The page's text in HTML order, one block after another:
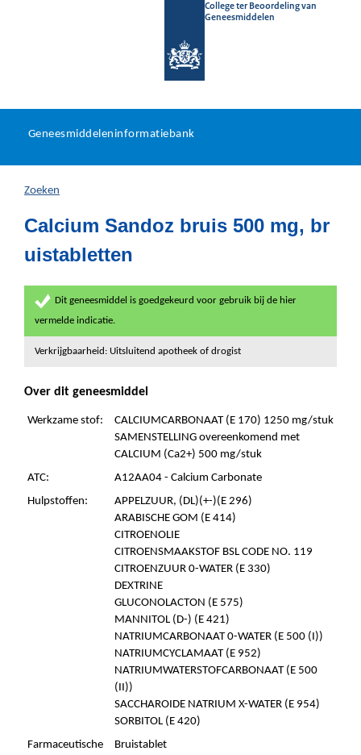
College ter Beoordeling van
Geneesmiddelen
U
hier:
Geneesmiddeleninformatiebank
Zoeken
Calcium Sandoz bruis 500 mg, br
uistabletten
Dit geneesmiddel is goedgekeurd voor gebruik bij de hier
vermelde indicatie.
Verkrijgbaarheid: Uitsluitend apotheek of drogist
Over dit geneesmiddel
Werkzame stof:
CALCIUMCARBONAAT (E 170) 1250 mg/stuk
SAMENSTELLING overeenkomend met
CALCIUM (Ca2+) 500 mg/stuk
ATC:
A12AA04 - Calcium Carbonate
Hulpstoffen:
APPELZUUR, (DL)(+-)(E 296)
ARABISCHE GOM (E 414)
CITROENOLIE
CITROENSMAAKSTOF BSL CODE NO. 119
CITROENZUUR 0-WATER (E 330)
DEXTRINE
GLUCONOLACTON (E 575)
MANNITOL (D-) (E 421)
NATRIUMCARBONAAT 0-WATER (E 500 (I))
NATRIUMCYCLAMAAT (E 952)
NATRIUMWATERSTOFCARBONAAT (E 500
(II))
SACCHAROIDE NATRIUM X-WATER (E 954)
SORBITOL (E 420)
Farmaceutische
Bruistablet